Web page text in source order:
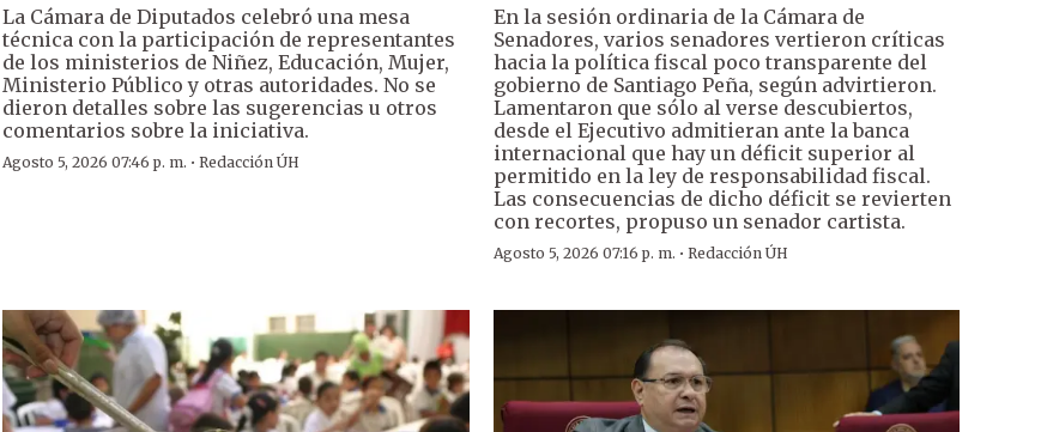
La Cámara de Diputados celebró una mesa
técnica con la participación de representantes
de los ministerios de Niñez, Educación, Mujer,
Ministerio Público y otras autoridades. No se
dieron detalles sobre las sugerencias u otros
comentarios sobre la iniciativa.
Agosto 5, 2026 07:46 p. m. ·Redacción ÚH
En la sesión ordinaria de la Cámara de
Senadores, varios senadores vertieron críticas
hacia la política fiscal poco transparente del
gobierno de Santiago Peña, según advirtieron.
Lamentaron que sólo al verse descubiertos,
desde el Ejecutivo admitieran ante la banca
internacional que hay un déficit superior al
permitido en la ley de responsabilidad fiscal.
Las consecuencias de dicho déficit se revierten
con recortes, propuso un senador cartista.
Agosto 5, 2026 07:16 p. m. · Redacción ÚH